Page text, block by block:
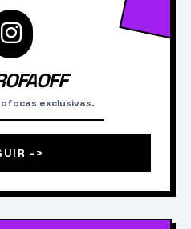
exclusivas.
->